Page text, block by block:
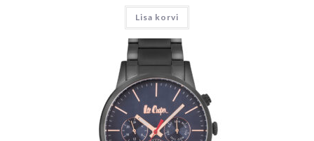
Lisa korvi